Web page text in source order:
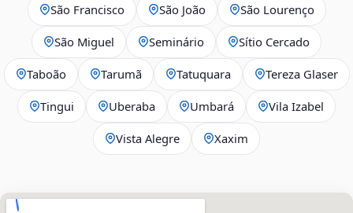
São Francisco São João São Lourenço
São Miguel Seminário Sítio Cercado
Taboão Tarumã Tatuquara Tereza Glaser
Tingui Uberaba Umbará Vila Izabel
Vista Alegre Xaxim